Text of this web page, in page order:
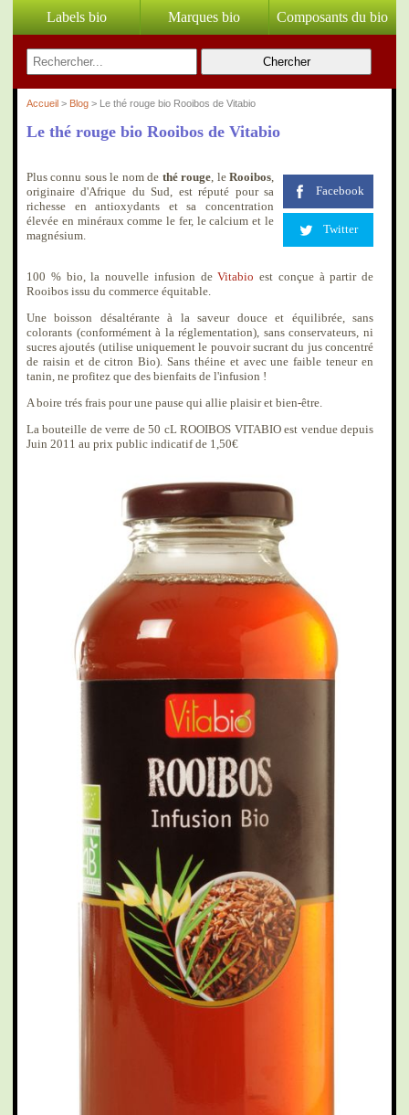
Labels bio Marques bio Composants du bio
Chercher
Accueil > Blog > Le thé rouge bio Rooibos de Vitabio
Le thé rouge bio Rooibos de Vitabio
Facebook
Twitter
Plus connu sous le nom de thé rouge, leRooibos,
originaire d'Afrique du Sud, est réputé pour sa
richesse en antioxydants et sa concentration
élevée en minéraux comme le fer, le calcium et le
magnésium.
100 % bio, la nouvelle infusion deVitabio est conçue à partir de
Rooibos issu du commerce équitable.
Une boisson désaltérante à la saveur douce et équilibrée, sans
colorants (conformément à la réglementation), sans conservateurs, ni
sucres ajoutés (utilise uniquement le pouvoir sucrant du jus concentré
de raisin et de citron Bio). Sans théine et avec une faible teneur en
tanin, ne profitez que des bienfaits de l'infusion !
A boire trés frais pour une pause qui allie plaisir et bien-être.
La bouteille de verre de 50 cL ROOIBOS VITABIO est vendue depuis
Juin 2011 au prix public indicatif de 1,50€